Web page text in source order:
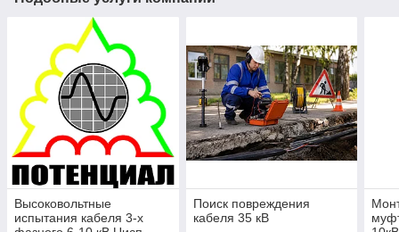
Высоковольтные
испытания кабеля 3-х
Поиск повреждения
кабеля 35 кВ